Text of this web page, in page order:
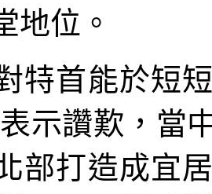
地位。
特首能於短
示讚歎，當
部打造成宜